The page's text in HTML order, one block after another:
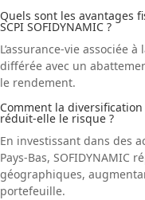
Quels sont les avantages
SCPI SOFIDYNAMIC ?
L’assurance-vie associée
différée avec un
le rendement.
Comment la
réduit-elle le risque ?
En investissant dans des
Pays-Bas, SOFIDYNAMIC
géographiques,
portefeuille.